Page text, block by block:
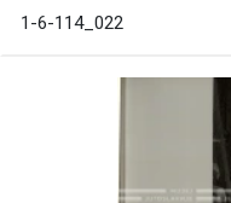
1-6-114_022